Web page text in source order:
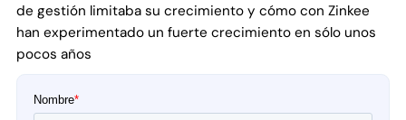
de gestión limitaba su crecimiento y cómo con Zinkee
han experimentado un fuerte crecimiento en sólo unos
pocos años